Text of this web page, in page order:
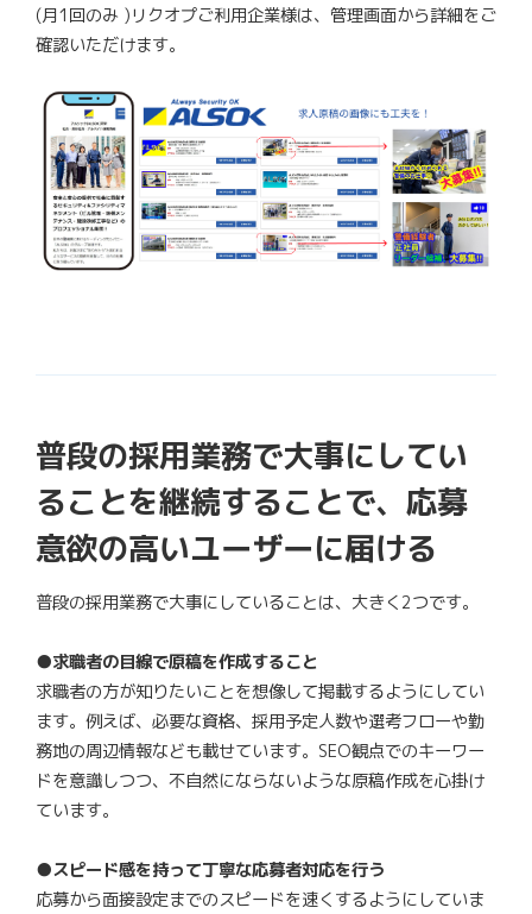
(月1回のみ )リクオプご利用企業様は、管理画面から詳細をご
確認いただけます。
普段の採用業務で大事にしてい
ることを継続することで、応募
意欲の高いユーザーに届ける
普段の採用業務で大事にしていることは、大きく2つです。
●求職者の目線で原稿を作成すること
求職者の方が知りたいことを想像して掲載するようにしてい
ます。例えば、必要な資格、採用予定人数や選考フローや勤
務地の周辺情報なども載せています。SEO観点でのキーワー
ドを意識しつつ、不自然にならないような原稿作成を心掛け
ています。
●スピード感を持って丁寧な応募者対応を行う
応募から面接設定までのスピードを速くするようにしていま